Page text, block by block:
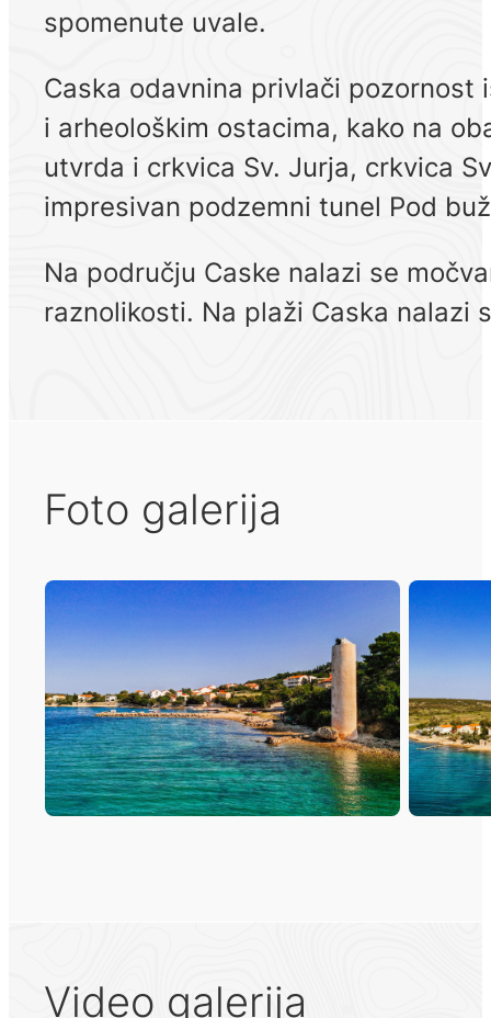
spomenute uvale.
Caska odavnina privlači
i arheološkim ostacima, kako na
utvrda i crkvica Sv. Jurja, crkvica
impresivan podzemni tunel Pod
Na području Caske nalazi se
raznolikosti. Na plaži Caska nalazi
Foto galerija
Video galerija